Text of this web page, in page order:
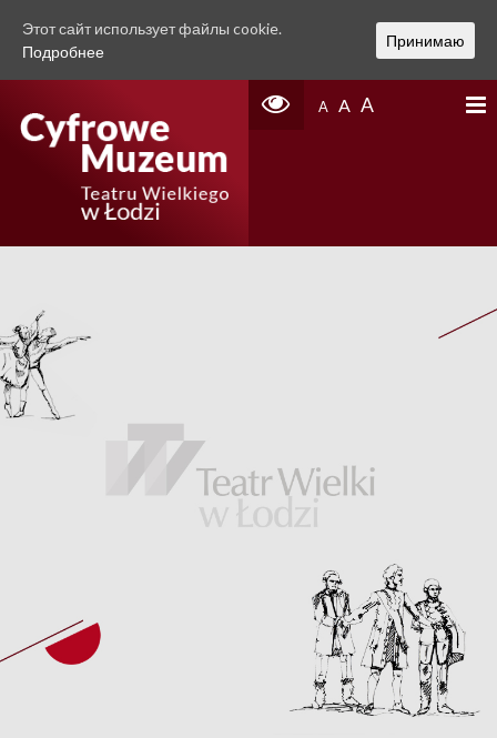
A A A
Этот сайт использует файлы cookie.
Подробнее
Принимаю